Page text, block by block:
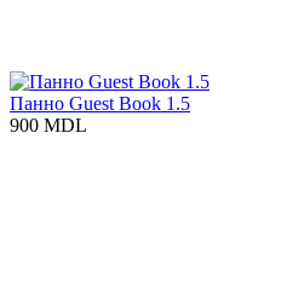
Панно Guest Book 1.5
900 MDL